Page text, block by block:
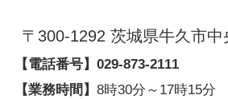
〒300-1292 茨城県牛久市
【電話番号】 029-873-2111
【業務時間】 8時30分～17時15分